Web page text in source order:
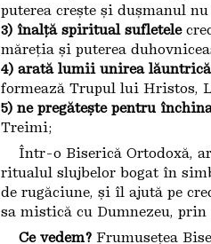
puterea crește și dușmanul nu
3) înalță spiritual sufletele
măreția și puterea
4) arată lumii unirea lăuntrică
formează Trupul lui Hristos,
5) ne pregătește pentru
Treimi;
Într-o Biserică Ortodoxă,
ritualul slujbelor bogat în
de rugăciune, și îl ajută pe
sa mistică cu Dumnezeu,
Ce vedem?Frumusețea